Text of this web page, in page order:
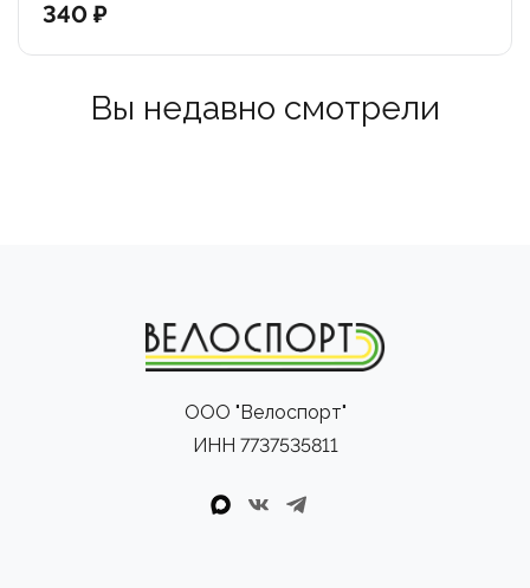
340 ₽
Вы недавно смотрели
ООО "Велоспорт"
ИНН 7737535811